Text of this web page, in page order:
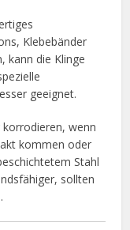
Klebebänder
kann die Klinge
geeignet.
wenn
kommen oder
Stahl
sollten